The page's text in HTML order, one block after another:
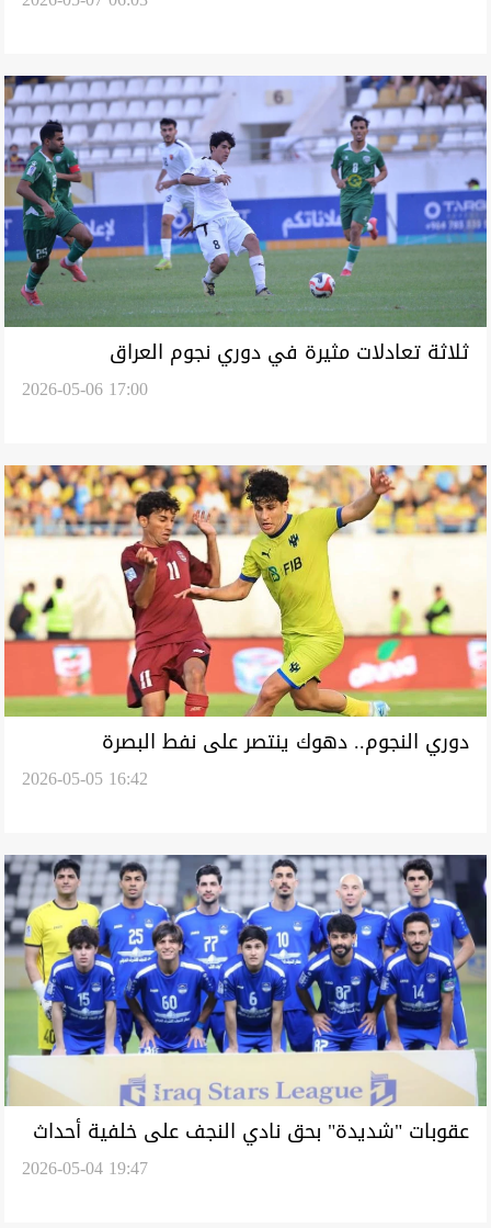
ثلاثة تعادلات مثيرة في دوري نجوم العراق
2026-05-06 17:00
دوري النجوم.. دهوك ينتصر على نفط البصرة
2026-05-05 16:42
عقوبات "شديدة" بحق نادي النجف على خلفية أحداث
2026-05-04 19:47